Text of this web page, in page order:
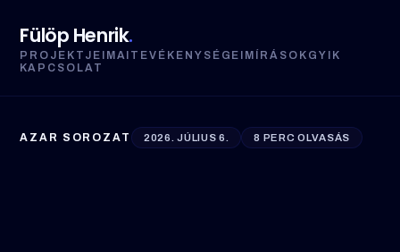
Fülöp Henrik.
PROJEKTJEIM AI TEVÉKENYSÉGEIM ÍRÁSOK GYIK
KAPCSOLAT
AZAR SOROZAT 2026. JÚLIUS 6. 8 PERC OLVASÁS